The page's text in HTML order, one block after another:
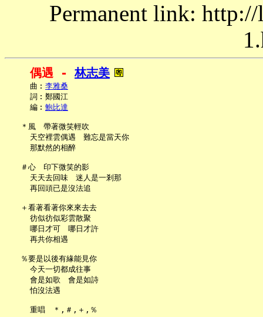
Permanent link:
偶遇 - 林志美
     曲︰
李雅桑
     詞︰鄭國江
     編︰
鮑比達
   ＊風　帶著微笑輕吹
     天空裡雲偶遇　難忘是當天你
     那默然的相醉
   ＃心　印下微笑的影
     天天去回味　迷人是一剎那
     再回頭已是沒法追
   ＋看著看著你來來去去
     彷似彷似彩雲散聚
     哪日才可　哪日才許
     再共你相遇
   ％要是以後有緣能見你
     今天一切都成往事
     會是如歌　會是如詩
     怕沒法遇